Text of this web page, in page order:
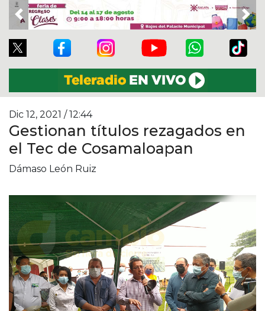
Previous
Dic 12, 2021 / 12:44
Gestionan títulos rezagados en
el Tec de Cosamaloapan
Dámaso León Ruiz